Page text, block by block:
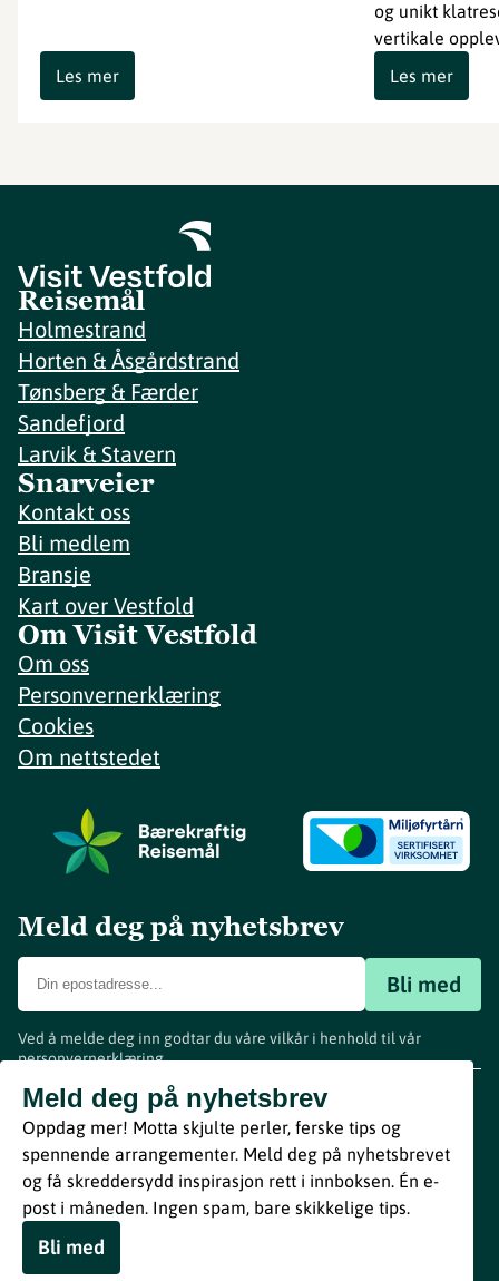
Les mer
og unikt
vertikale
Les mer
Reisemål
Holmestrand
Horten & Åsgårdstrand
Tønsberg & Færder
Sandefjord
Larvik & Stavern
Snarveier
Kontakt oss
Bli medlem
Bransje
Kart over Vestfold
Om Visit Vestfold
Om oss
Personvernerklæring
Cookies
Om nettstedet
Meld deg på nyhetsbrev
Bli med
Ved å melde deg inn godtar du våre vilkår i henhold til vår
personvernerklæring.
Meld deg på nyhetsbrev
Oppdag mer! Motta skjulte perler, ferske tips og
spennende arrangementer. Meld deg på nyhetsbrevet
og få skreddersydd inspirasjon rett i innboksen. Én e-
post i måneden. Ingen spam, bare skikkelige tips.
Bli med
www.visitvestfold.com
Turistinformasjon
Vestfold Fylkeskommune
ByBreakfast